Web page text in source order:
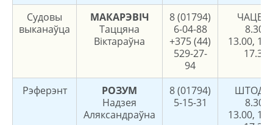
Судовы
выканаўца
МАКАРЭВІЧ
Таццяна
Віктараўна
8 (01794)
6-04-88
+375 (44)
529-27-
94
8.30-
13.00,
17.30
Рэферэнт
РОЗУМ
Надзея
Аляксандраўна
8 (01794)
5-15-31
8.30-
13.00,